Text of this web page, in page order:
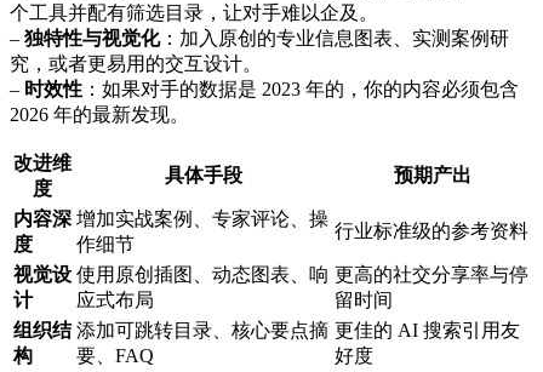
个工具并配有筛选目录，让对手难以企及。
– 独特性与视觉化：加入原创的专业信息图表、实测案例研
究，或者更易用的交互设计。
– 时效性 ：如果对手的数据是 2023 年的，你的内容必须包含
2026 年的最新发现。
改进维
度
具体手段 预期产出
内容深
度
增加实战案例、专家评论、操
作细节
行业标准级的参考资料
视觉设
计
使用原创插图、动态图表、响
应式布局
更高的社交分享率与停
留时间
组织结
构
添加可跳转目录、核心要点摘
要、FAQ
更佳的 AI 搜索引用友
好度